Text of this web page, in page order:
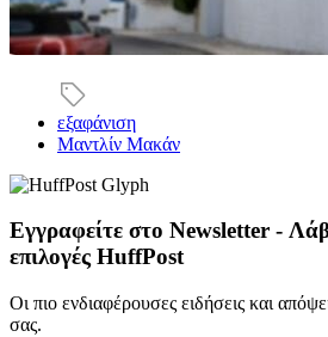
εξαφάνιση
Μαντλίν Μακάν
Εγγραφείτε στο Newsletter -
επιλογές HuffPost
Οι πιο ενδιαφέρουσες ειδήσεις και
σας.